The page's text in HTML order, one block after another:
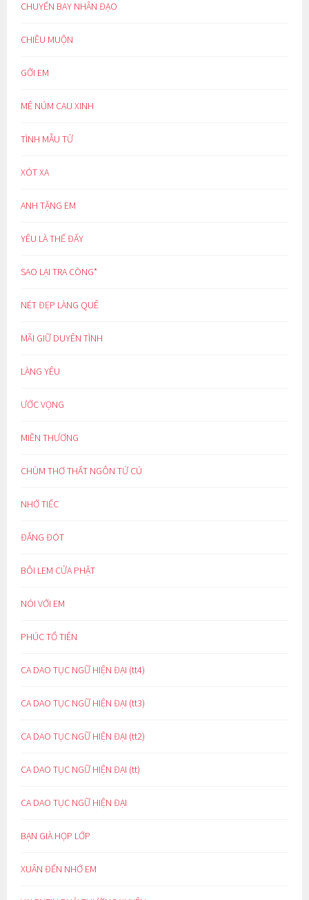
CHUYẾN BAY NHÂN ĐẠO
CHIỀU MUỘN
GỞI EM
MÊ NÚM CAU XINH
TÌNH MẪU TỬ
XÓT XA
ANH TẶNG EM
YÊU LÀ THẾ ĐẤY
SAO LẠI TRA CÒNG*
NÉT ĐẸP LÀNG QUÊ
MÃI GIỮ DUYÊN TÌNH
LÀNG YÊU
ƯỚC VỌNG
MIỀN THƯƠNG
CHÙM THƠ THẤT NGÔN TỨ CÚ
NHỚ TIẾC
ĐẮNG ĐÓT
BÔI LEM CỬA PHẬT
NÓI VỚI EM
PHÚC TỔ TIÊN
CA DAO TỤC NGỮ HIỆN ĐẠI (tt4)
CA DAO TỤC NGỮ HIỆN ĐẠI (tt3)
CA DAO TỤC NGỮ HIỆN ĐẠI (tt2)
CA DAO TỤC NGỮ HIỆN ĐẠI (tt)
CA DAO TỤC NGỮ HIỆN ĐẠI
BẠN GIÀ HỌP LỚP
XUÂN ĐẾN NHỚ EM